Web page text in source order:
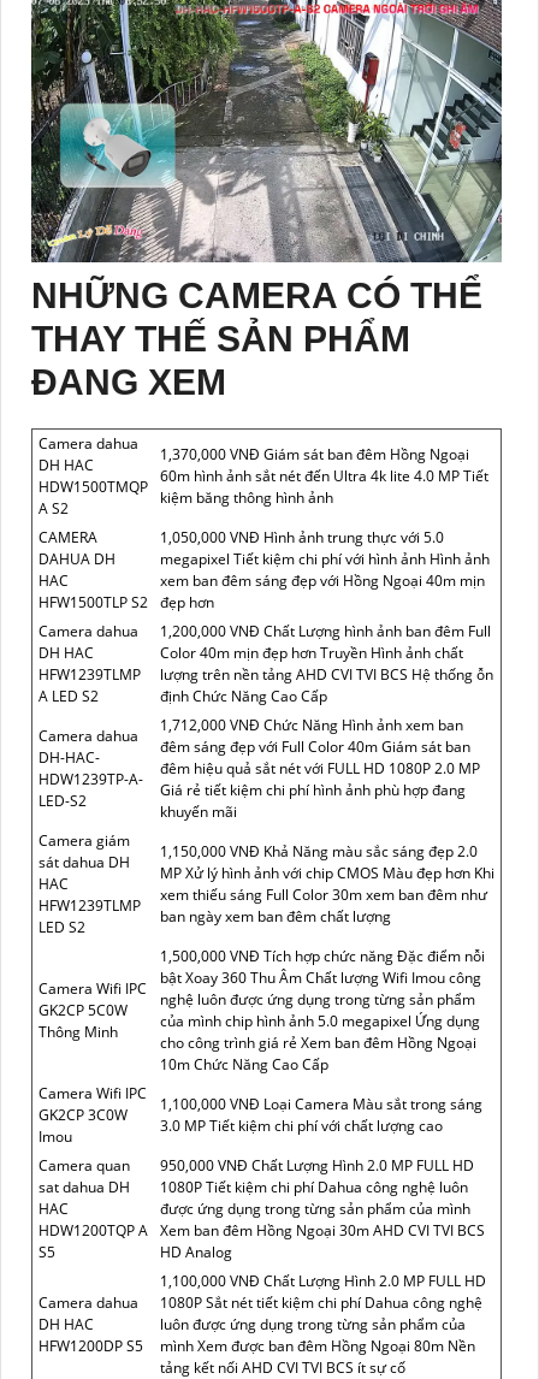
NHỮNG CAMERA CÓ THỂ
THAY THẾ SẢN PHẨM
ĐANG XEM
Camera dahua
DH HAC
HDW1500TMQP
A S2
1,370,000 VNĐ Giám sát ban đêm Hồng Ngoại
60m hình ảnh sắt nét đến Ultra 4k lite 4.0 MP Tiết
kiệm băng thông hình ảnh
CAMERA
DAHUA DH
HAC
HFW1500TLP S2
1,050,000 VNĐ Hình ảnh trung thực với 5.0
megapixel Tiết kiệm chi phí với hình ảnh Hình ảnh
xem ban đêm sáng đẹp với Hồng Ngoại 40m mịn
đẹp hơn
Camera dahua
DH HAC
HFW1239TLMP
A LED S2
1,200,000 VNĐ Chất Lượng hình ảnh ban đêm Full
Color 40m mịn đẹp hơn Truyền Hình ảnh chất
lượng trên nền tảng AHD CVI TVI BCS Hệ thống ỗn
định Chức Năng Cao Cấp
Camera dahua
DH-HAC-
HDW1239TP-A-
LED-S2
1,712,000 VNĐ Chức Năng Hình ảnh xem ban
đêm sáng đẹp với Full Color 40m Giám sát ban
đêm hiệu quả sắt nét với FULL HD 1080P 2.0 MP
Giá rẻ tiết kiệm chi phí hình ảnh phù hợp đang
khuyến mãi
Camera giám
sát dahua DH
HAC
HFW1239TLMP
LED S2
1,150,000 VNĐ Khả Năng màu sắc sáng đẹp 2.0
MP Xử lý hình ảnh với chip CMOS Màu đẹp hơn Khi
xem thiếu sáng Full Color 30m xem ban đêm như
ban ngày xem ban đêm chất lượng
Camera Wifi IPC
GK2CP 5C0W
Thông Minh
1,500,000 VNĐ Tích hợp chức năng Đặc điểm nỗi
bật Xoay 360 Thu Âm Chất lượng Wifi Imou công
nghệ luôn được ứng dụng trong từng sản phẩm
của mình chip hình ảnh 5.0 megapixel Ứng dụng
cho công trình giá rẻ Xem ban đêm Hồng Ngoại
10m Chức Năng Cao Cấp
Camera Wifi IPC
GK2CP 3C0W
Imou
1,100,000 VNĐ Loại Camera Màu sắt trong sáng
3.0 MP Tiết kiệm chi phí với chất lượng cao
Camera quan
sat dahua DH
HAC
HDW1200TQP A
S5
950,000 VNĐ Chất Lượng Hình 2.0 MP FULL HD
1080P Tiết kiệm chi phí Dahua công nghệ luôn
được ứng dụng trong từng sản phẩm của mình
Xem ban đêm Hồng Ngoại 30m AHD CVI TVI BCS
HD Analog
Camera dahua
DH HAC
HFW1200DP S5
1,100,000 VNĐ Chất Lượng Hình 2.0 MP FULL HD
1080P Sắt nét tiết kiệm chi phí Dahua công nghệ
luôn được ứng dụng trong từng sản phẩm của
mình Xem được ban đêm Hồng Ngoại 80m Nền
tảng kết nối AHD CVI TVI BCS ít sự cố